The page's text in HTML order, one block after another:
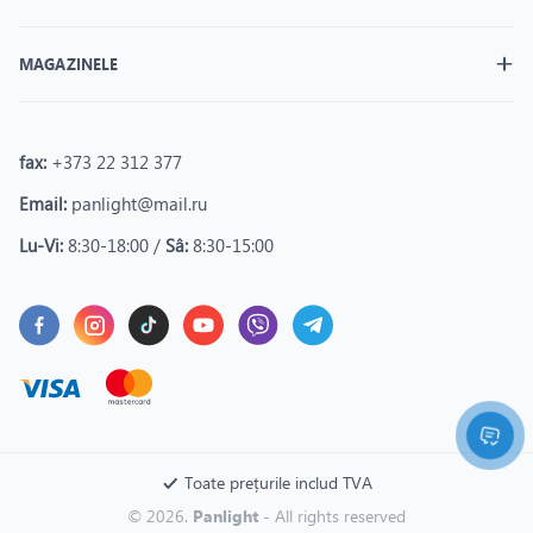
MAGAZINELE
fax: +373 22 312 377
Email: panlight@mail.ru
Lu-Vi: 8:30-18:00 / Sâ: 8:30-15:00
© 2026. Panlight - All rights reserved
Toate prețurile includ TVA